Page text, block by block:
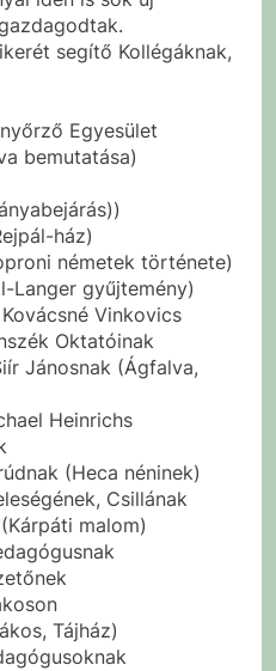
segítő Kollégáknak,
Egyesület
bemutatása)
ház)
németek története)
Langer gyűjtemény)
Vinkovics
Oktatóinak
Jánosnak (Ágfalva,
Heinrichs
(Heca néninek)
Csillának
malom)
Tájház)